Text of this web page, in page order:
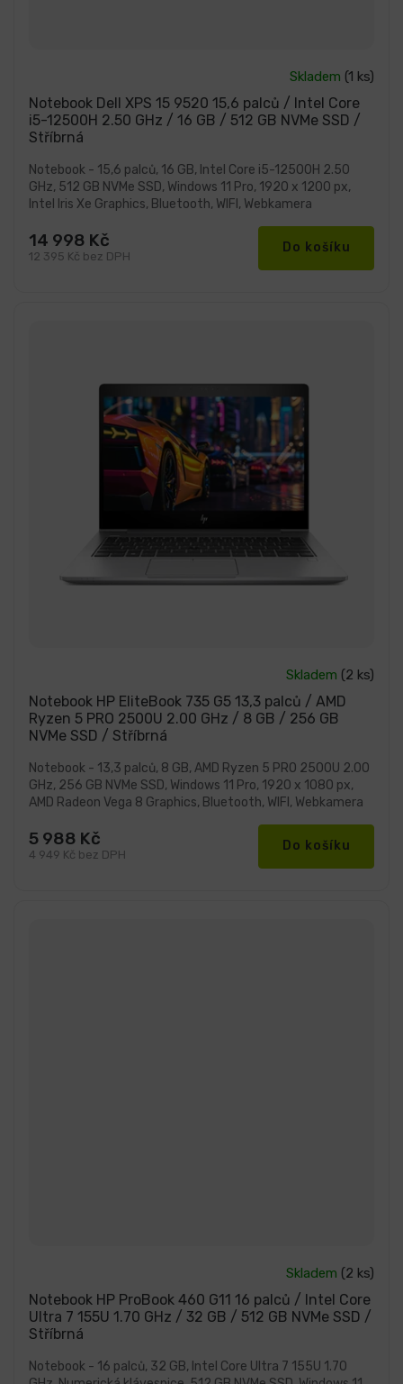
Notebook Dell XPS 15 9520 15,6 palců / Intel Core
i5-12500H 2.50 GHz / 16 GB / 512 GB NVMe SSD /
Stříbrná
produktu
je
5,0
z
hvězdiček.
Skladem (1 ks)
12 395 Kč bez DPH
14 998 Kč Do košíku
Notebook - 15,6 palců, 16 GB, Intel Core i5-12500H 2.50
GHz, 512 GB NVMe SSD, Windows 11 Pro, 1920 x 1200 px,
Intel Iris Xe Graphics, Bluetooth, WIFI, Webkamera
Notebook HP EliteBook 735 G5 13,3 palců / AMD
Ryzen 5 PRO 2500U 2.00 GHz / 8 GB / 256 GB
NVMe SSD / Stříbrná
produktu
je
5,0
z
hvězdiček.
Skladem (2 ks)
4 949 Kč bez DPH
5 988 Kč Do košíku
Notebook - 13,3 palců, 8 GB, AMD Ryzen 5 PRO 2500U 2.00
GHz, 256 GB NVMe SSD, Windows 11 Pro, 1920 x 1080 px,
AMD Radeon Vega 8 Graphics, Bluetooth, WIFI, Webkamera
Notebook HP ProBook 460 G11 16 palců / Intel Core
Ultra 7 155U 1.70 GHz / 32 GB / 512 GB NVMe SSD /
Stříbrná
produktu
je
5,0
z
hvězdiček.
Skladem (2 ks)
Notebook - 16 palců, 32 GB, Intel Core Ultra 7 155U 1.70